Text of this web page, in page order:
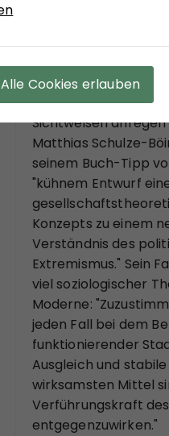
Anziehungskraft
des Buches sollen
sein, bekannte
verlassen, sich,
inspiriert, zu
Sichtweisen anregen
Matthias Schulze-
seinem Buch-Tipp
"kühnem Entwurf
Konzepts zu einem
Verständnis des
Extremismus." Sein
viel soziologischer
Moderne:
jeden Fall bei dem
funktionierender
Ausgleich und
wirksamsten Mittel
Verführungskraft
entgegenzuwirken."
Alle Cookies erlauben